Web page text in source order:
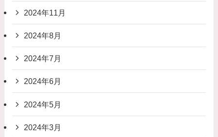
2024年11月
2024年8月
2024年7月
2024年6月
2024年5月
2024年3月